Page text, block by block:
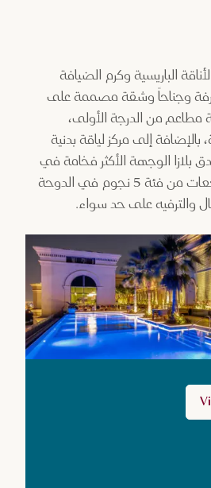
الباريسية وكرم الضيافة
ويضم 290 غرفة وجناحاً وشقة مصممة على
مطاعم من الدرجة الأولى،
إلى مركز لياقة بدنية
بلازا الوجهة الأكثر فخامة في
سلسلة الفنادق والمنتجعات من فئة 5 نجوم في الدوحة
والترفيه على حد سواء.